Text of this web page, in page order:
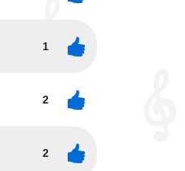
1
2
2